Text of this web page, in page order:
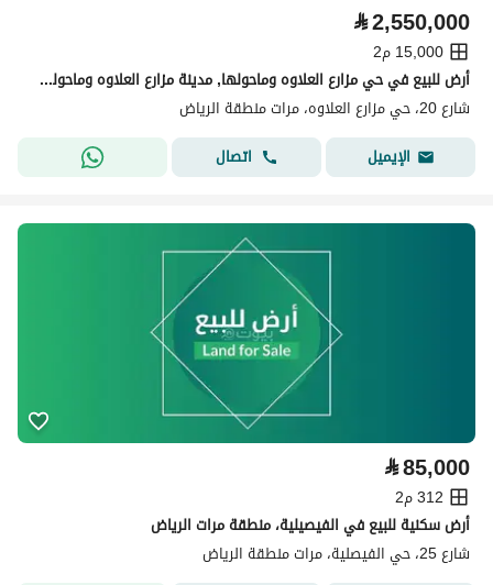
⃁2,550,000
15,000 م2
أرض للبيع في حي مزارع العلاوه وماحولها, مدينة مزارع العلاوه وماحولها, منطقة الرياض
شارع 20، حي مزارع العلاوه، مرات منطقة الرياض
الإيميل
اتصال
⃁85,000
312 م2
أرض سكنية للبيع في الفيصيلية، منطقة مرات الرياض
شارع 25، حي الفيصلية، مرات منطقة الرياض